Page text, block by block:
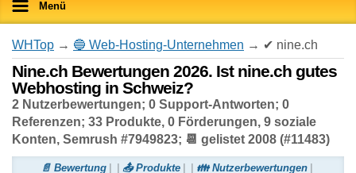
Menü
WHTop → 🔵 Web-Hosting-Unternehmen → ✔ nine.ch
Nine.ch Bewertungen 2026. Ist nine.ch gutes
Webhosting in Schweiz?
2 Nutzerbewertungen; 0 Support-Antworten; 0
Referenzen; 33 Produkte, 0 Förderungen, 9 soziale
Konten, Semrush #7949823; 📆 gelistet 2008 (#11483)
📄 Bewertung 📤 Produkte
👪 Nutzerbewertungen